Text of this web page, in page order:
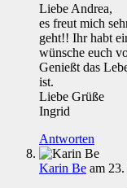
Liebe Andrea,
es freut mich
geht!! Ihr habt
wünsche euch
Genießt das
ist.
Liebe Grüße
Ingrid
Antworten
Karin Be am 23.